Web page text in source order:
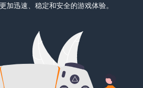
加迅速、稳定和安全的游戏体验。